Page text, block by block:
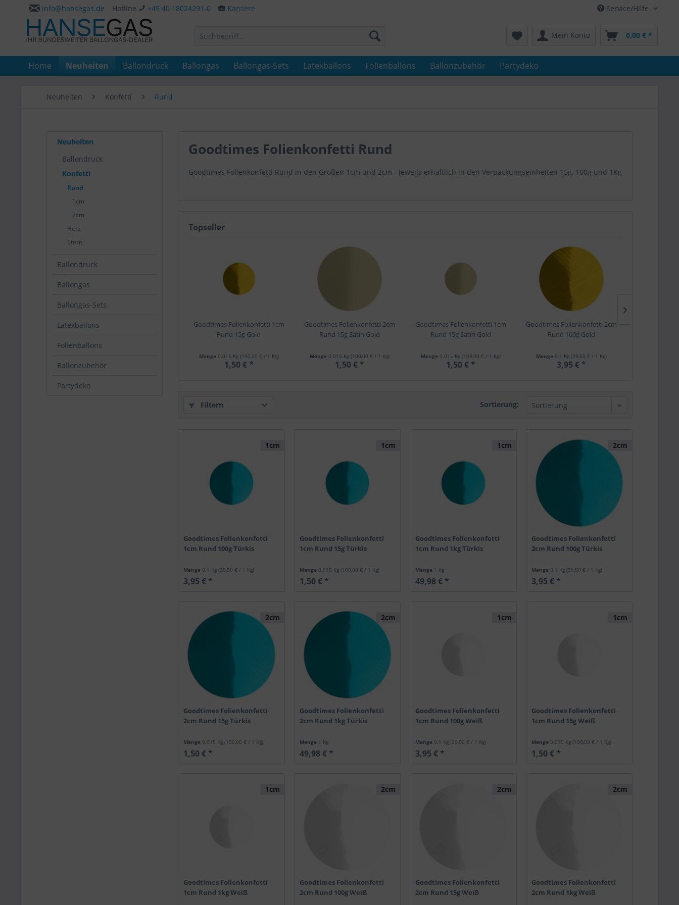
Service/Hilfe
info@hansegas.de Hotline +49 40 18024291-0 Karriere
Mein Konto 0,00 € *
Home Neuheiten Ballondruck Ballongas Ballongas-Sets Latexballons Folienballons Ballonzubehör Partydeko
Neuheiten Konfetti Rund
Neuheiten
Ballondruck
Konfetti
Rund
1cm
2cm
Herz
Stern
Ballondruck
Ballongas
Ballongas-Sets
Latexballons
Folienballons
Ballonzubehör
Partydeko
Goodtimes Folienkonfetti Rund
Goodtimes Folienkonfetti Rund in den Größen 1cm und 2cm - jeweils erhältlich in den Verpackungseinheiten 15g, 100g und 1Kg
Topseller
Goodtimes Folienkonfetti 1cm
Rund 15g Gold
Menge 0.015 Kg (100,00 € / 1 Kg)
1,50 € *
Goodtimes Folienkonfetti 2cm
Rund 15g Satin Gold
Menge 0.015 Kg(100,00 € / 1 Kg)
1,50 € *
Goodtimes Folienkonfetti 1cm
Rund 15g Satin Gold
Menge 0.015 Kg (100,00 € / 1 Kg)
1,50 € *
Goodtimes Folienkonfetti 2cm
Rund 100g Gold
Menge 0.1 Kg(39,50 € / 1 Kg)
3,95 € *
Filtern Sortierung:
1cm
Goodtimes Folienkonfetti
1cm Rund 100g Türkis
Menge 0.1 Kg(39,50 € / 1 Kg)
3,95 € *
1cm
Goodtimes Folienkonfetti
1cm Rund 15g Türkis
Menge 0.015 Kg (100,00 € / 1 Kg)
1,50 € *
1cm
Goodtimes Folienkonfetti
1cm Rund 1kg Türkis
Menge 1 Kg
49,98 € *
2cm
Goodtimes Folienkonfetti
2cm Rund 100g Türkis
Menge 0.1 Kg (39,50 € / 1 Kg)
3,95 € *
2cm
Goodtimes Folienkonfetti
2cm Rund 15g Türkis
Menge 0.015 Kg(100,00 € / 1 Kg)
1,50 € *
2cm
Goodtimes Folienkonfetti
2cm Rund 1kg Türkis
Menge 1 Kg
49,98 € *
1cm
Goodtimes Folienkonfetti
1cm Rund 100g Weiß
Menge 0.1 Kg(39,50 € / 1 Kg)
3,95 € *
1cm
Goodtimes Folienkonfetti
1cm Rund 15g Weiß
Menge 0.015 Kg (100,00 € / 1 Kg)
1,50 € *
1cm
Goodtimes Folienkonfetti
1cm Rund 1kg Weiß
2cm
Goodtimes Folienkonfetti
2cm Rund 100g Weiß
2cm
Goodtimes Folienkonfetti
2cm Rund 15g Weiß
2cm
Goodtimes Folienkonfetti
2cm Rund 1kg Weiß